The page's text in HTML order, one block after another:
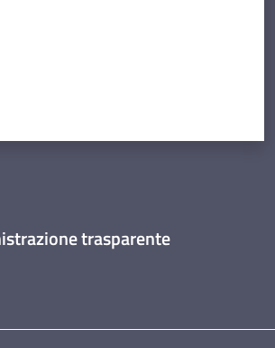
trasparente